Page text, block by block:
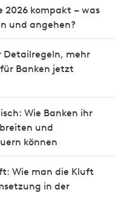
kompakt – was
und angehen?
Detailregeln, mehr
Banken jetzt
Wie Banken ihr
und
können
Wie man die Kluft
in der